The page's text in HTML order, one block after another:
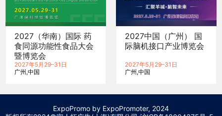
2027（华南）国际 药
食同源功能性食品大会
暨博览会
2027年5月29–31日
广州 中国
2027中国（广州） 国
际脑机接口产业博览会
2027年5月29–31日
广州 中国
ExpoPromo by ExpoPromoter, 2024